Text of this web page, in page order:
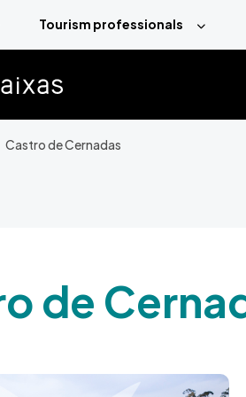
Tourism professionals
Castro de Cernadas
de